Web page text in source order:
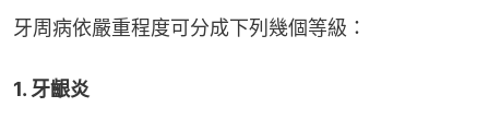
牙周病依嚴重程度可分成下列幾個等級：
1. 牙齦炎